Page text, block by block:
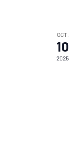
OCT.
10
2025